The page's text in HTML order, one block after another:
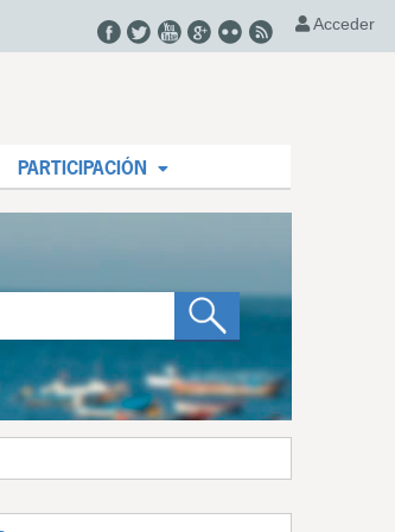
Acceder
PARTICIPACIÓN